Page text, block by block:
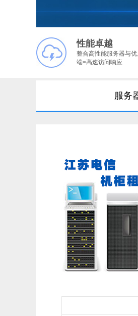
性能卓越
整合高性能服务器与
端=高速访问响应
服务